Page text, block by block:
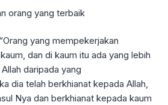
yang terbaik
yang mempekerjakan
dan di kaum itu ada yang lebih
daripada yang
dia telah berkhianat kepada Allah,
Nya dan berkhianat kepada kaum